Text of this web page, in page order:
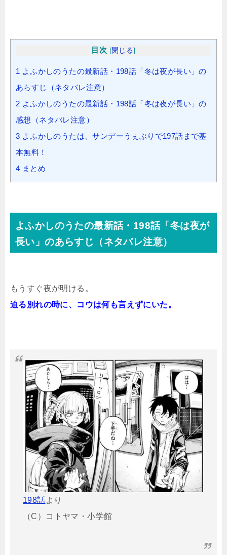
目次 [閉じる]
1 よふかしのうたの最新話・198話「冬は夜が長い」の
あらすじ（ネタバレ注意）
2 よふかしのうたの最新話・198話「冬は夜が長い」の
感想（ネタバレ注意）
3 よふかしのうたは、サンデーうぇぶりで197話まで基
本無料！
4 まとめ
よふかしのうたの最新話・198話「冬は夜が
長い」のあらすじ（ネタバレ注意）
もうすぐ夜が明ける。
迫る別れの時に、コウは何も言えずにいた。
198話より
（C）コトヤマ・小学館